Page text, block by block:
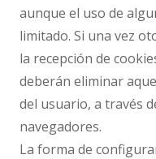
aunque el uso de
limitado. Si una vez
la recepción de
deberán eliminar
del usuario, a través
navegadores.
La forma de